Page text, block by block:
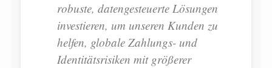
robuste, datengesteuerte Lösungen
investieren, um unseren Kunden zu
helfen, globale Zahlungs- und
Identitätsrisiken mit größerer